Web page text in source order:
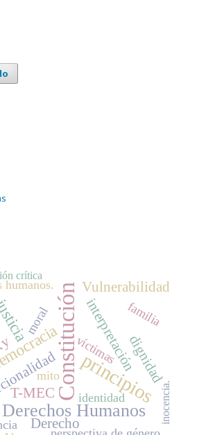
Constituciónprincipios
Derechos Humanos
interpretación
Vulnerabilidad
Derecho
dignidad
T-MEC
moral
víctimas
humanos.
identidad
familia
mito
inocencia.
crítica